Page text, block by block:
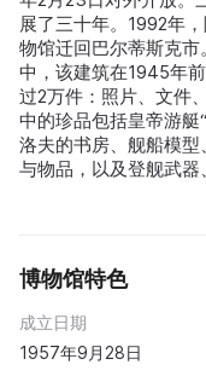
展了三十年。1992年
物馆迁回巴尔蒂斯克
中，该建筑在1945年
过2万件：照片、文件
中的珍品包括皇帝游艇
洛夫的书房、舰船模
与物品，以及登舰武器
博物馆特色
成立日期
1957年9月28日